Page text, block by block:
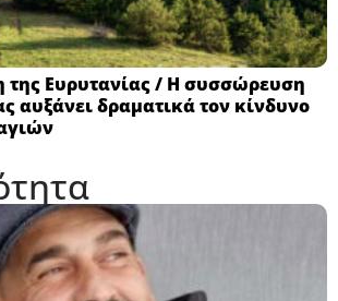
της Ευρυτανίας / Η συσσώρευση
αυξάνει δραματικά τον κίνδυνο